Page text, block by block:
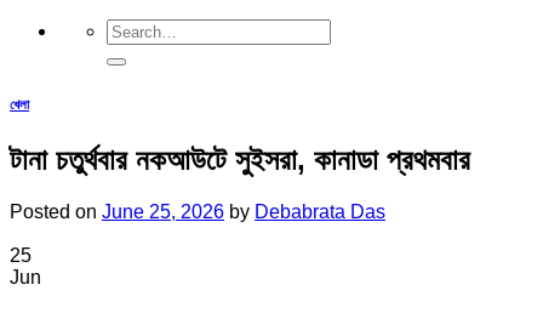
খেলা
টানা চতুর্থবার নকআউটে সুইসরা, কানাডা প্রথমবার
Posted on June 25, 2026 by Debabrata Das
25
Jun